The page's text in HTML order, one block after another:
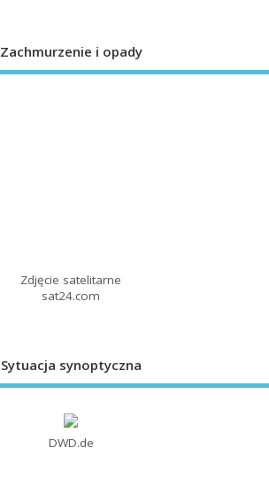
Zachmurzenie i opady
Zdjęcie satelitarne
sat24.com
Sytuacja synoptyczna
DWD.de